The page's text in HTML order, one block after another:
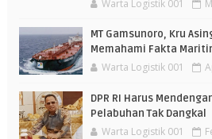
Warta Logistik 001
MT Gamsunoro, Kru
Memahami Fakta
Warta Logistik 001
DPR RI Harus
Pelabuhan Tak Dangkal
Warta Logistik 001